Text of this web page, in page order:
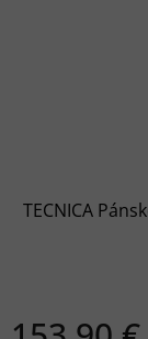
TECNICA